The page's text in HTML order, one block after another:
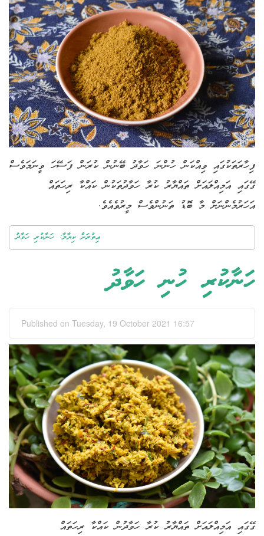
ފިހާރަތަކުގައި ވިއްކަން ހުންނަ ހަވާދު ބޭނުން ކުރަން ފަސޭހަ ވީނަމަވެސް
ގޭގައި އަމިއްލައަށް ތައްޔާރު ކުރާ ހަވާދުތަކުން ކައްކާ ރިހަތައް
އަހަރުމެންނަށް މާ ބޮޑު ތަނުންވެސް މީރުވެއެވެ.
އިތުރަށް ކިޔާލާ: ހަނާކުރި ހަވާދު
ހަނާކުރި ހުނި ހަވާދު
Published on Tuesday, 19 October 2021 16:57
ގޭގައި އަމިއްލައަށް ތައްޔާރު ކުރާ ހަވާދުން ކައްކާ ރިހަތައް